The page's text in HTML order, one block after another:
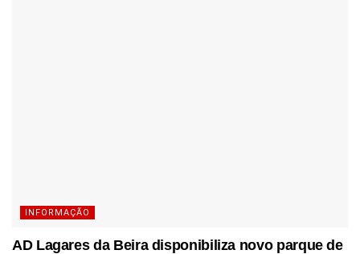
INFORMAÇÃO
AD Lagares da Beira disponibiliza novo parque de